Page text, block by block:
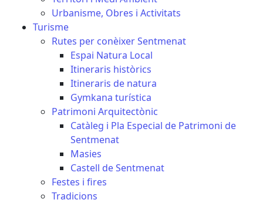
Urbanisme, Obres i Activitats
Turisme
Rutes per conèixer Sentmenat
Espai Natura Local
Itineraris històrics
Itineraris de natura
Gymkana turística
Patrimoni Arquitectònic
Catàleg i Pla Especial de Patrimoni de
Sentmenat
Masies
Castell de Sentmenat
Festes i fires
Tradicions